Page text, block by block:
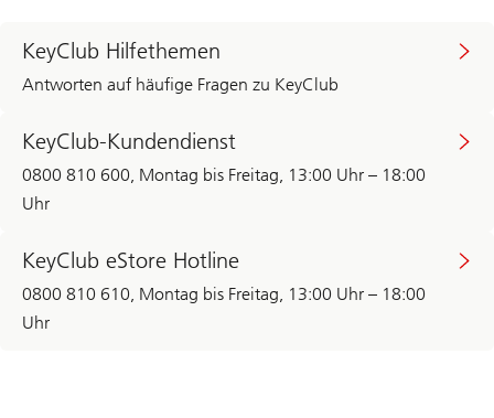
KeyClub Hilfethemen
Antworten auf häufige Fragen zu KeyClub
KeyClub-Kundendienst
0800 810 600, Montag bis Freitag, 13:00 Uhr – 18:00
Uhr
KeyClub eStore Hotline
0800 810 610, Montag bis Freitag, 13:00 Uhr – 18:00
Uhr